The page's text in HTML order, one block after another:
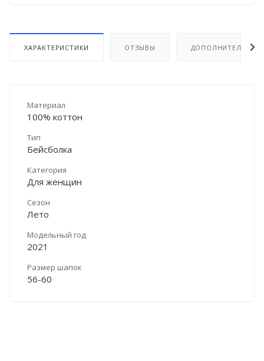
ХАРАКТЕРИСТИКИ ОТЗЫВЫ ДОПОЛНИТЕЛЬНО
Материал
100% коттон
Тип
Бейсболка
Категория
Для женщин
Сезон
Лето
Модельный год
2021
Размер шапок
56-60